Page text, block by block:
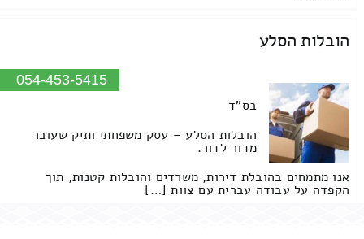
הובלות הסלע
054-453-5415
בס"ד
הובלות הסלע – עסק משפחתי ותיק שעובר
מדור לדור.
אנו מתמחים בהובלת דירות, משרדים והובלות קטנות, תוך
הקפדה על עבודה עברית עם צוות […]